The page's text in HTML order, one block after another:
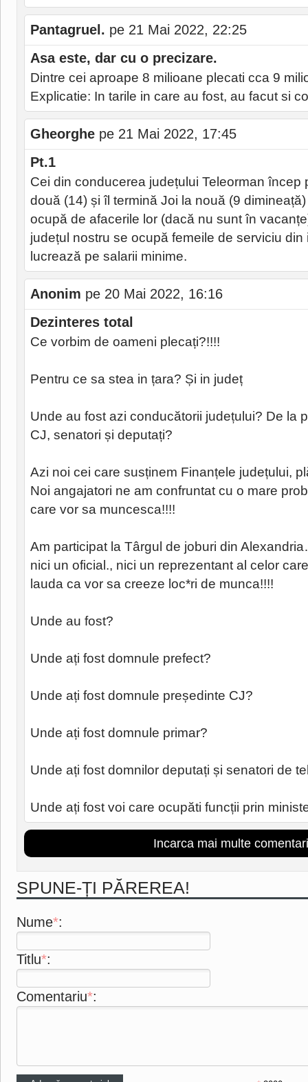
Pantagruel. pe 21 Mai 2022, 22:25
Asa este, dar cu o precizare.
Dintre cei aproape 8 milioane plecati cca 9
Explicatie: In tarile in care au fost, au facut si
Gheorghe pe 21 Mai 2022, 17:45
Pt.1
Cei din conducerea județului Teleorman încep
două (14) și îl termină Joi la nouă (9
ocupă de afacerile lor (dacă nu sunt în
județul nostru se ocupă femeile de serviciu din
lucrează pe salarii minime.
Anonim pe 20 Mai 2022, 16:16
Dezinteres total
Ce vorbim de oameni plecați?!!!!
Pentru ce sa stea in țara? Și in județ
Unde au fost azi conducătorii județului? De la
CJ, senatori și deputați?
Azi noi cei care susținem Finanțele județului,
Noi angajatori ne am confruntat cu o mare
care vor sa muncesca!!!!
Am participat la Târgul de joburi din
nici un oficial., nici un reprezentant al celor
lauda ca vor sa creeze loc*ri de munca!!!!
Unde au fost?
Unde ați fost domnule prefect?
Unde ați fost domnule președinte CJ?
Unde ați fost domnule primar?
Unde ați fost domnilor deputați și senatori de
Unde ați fost voi care ocupăti funcții prin
Incarca mai multe
SPUNE-ȚI PĂREREA!
Nume*:
Titlu*:
Comentariu*: